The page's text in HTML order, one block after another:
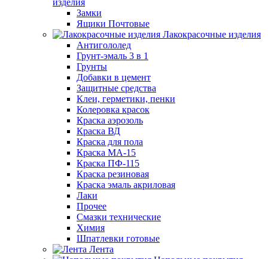
изделия
Замки
Ящики Почтовые
Лакокрасочные изделия
Антигололед
Грунт-эмаль 3 в 1
Грунты
Добавки в цемент
Защитные средства
Клеи, герметики, пенки
Колеровка красок
Краска аэрозоль
Краска ВД
Краска для пола
Краска МА-15
Краска ПФ-115
Краска резиновая
Краска эмаль акриловая
Лаки
Прочее
Смазки технические
Химия
Шпатлевки готовые
Лента